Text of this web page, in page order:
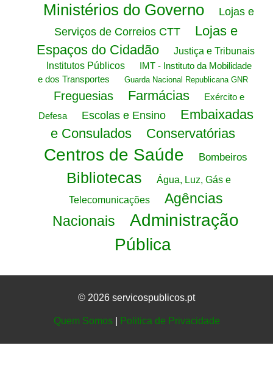
Ministérios do Governo
Lojas e
Serviços de Correios CTT
Lojas e
Espaços do Cidadão
Justiça e Tribunais
Institutos Públicos
IMT - Instituto da Mobilidade
e dos Transportes
Guarda Nacional Republicana GNR
Freguesias Farmácias
Exército e
Defesa
Escolas e Ensino
Embaixadas
e Consulados
Conservatórias
Centros de Saúde Bombeiros
Bibliotecas
Água, Luz, Gás e
Telecomunicações
Agências
Nacionais
Administração
Pública
© 2026 servicospublicos.pt
Quem Somos| Politica de Privacidade